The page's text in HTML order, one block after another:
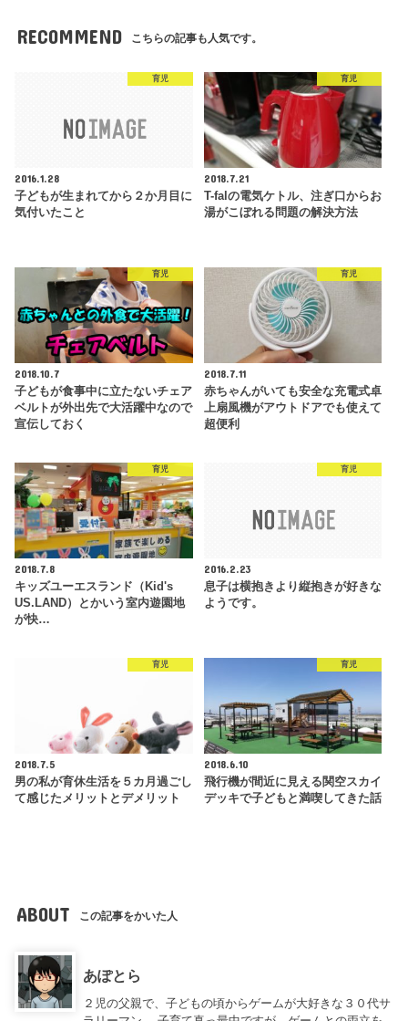
RECOMMEND こちらの記事も人気です。
育児
2016.1.28
子どもが生まれてから２か月目に
気付いたこと
育児
2018.7.21
T-falの電気ケトル、注ぎ口からお
湯がこぼれる問題の解決方法
育児
2018.10.7
子どもが食事中に立たないチェア
ベルトが外出先で大活躍中なので
宣伝しておく
育児
2018.7.11
赤ちゃんがいても安全な充電式卓
上扇風機がアウトドアでも使えて
超便利
育児
2018.7.8
キッズユーエスランド（Kid's
US.LAND）とかいう室内遊園地
が快…
育児
2016.2.23
息子は横抱きより縦抱きが好きな
ようです。
育児
2018.7.5
男の私が育休生活を５カ月過ごし
て感じたメリットとデメリット
育児
2018.6.10
飛行機が間近に見える関空スカイ
デッキで子どもと満喫してきた話
ABOUT この記事をかいた人
あぽとら
２児の父親で、子どもの頃からゲームが大好きな３０代サ